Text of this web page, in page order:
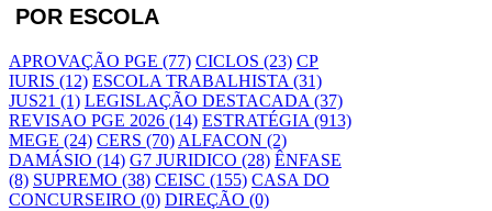
POR ESCOLA
APROVAÇÃO PGE (77) CICLOS (23) CP
IURIS (12) ESCOLA TRABALHISTA (31)
JUS21 (1) LEGISLAÇÃO DESTACADA (37)
REVISAO PGE 2026 (14) ESTRATÉGIA (913)
MEGE (24) CERS (70)ALFACON (2)
DAMÁSIO (14) G7 JURIDICO (28) ÊNFASE
(8) SUPREMO (38) CEISC (155) CASA DO
CONCURSEIRO (0) DIREÇÃO (0)